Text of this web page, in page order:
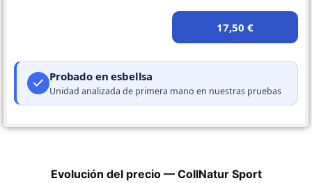
17,50 €
Probado en esbellsa
Unidad analizada de primera mano en nuestras pruebas
Evolución del precio — CollNatur Sport